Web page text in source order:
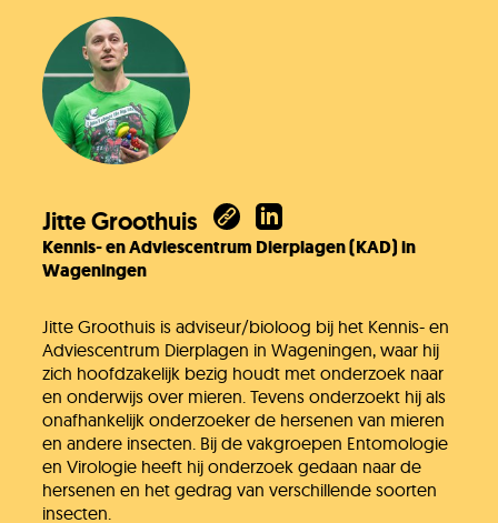
Jitte Groothuis
Kennis- en Adviescentrum Dierplagen (KAD) in
Wageningen
Jitte Groothuis is adviseur/bioloog bij het Kennis- en
Adviescentrum Dierplagen in Wageningen, waar hij
zich hoofdzakelijk bezig houdt met onderzoek naar
en onderwijs over mieren. Tevens onderzoekt hij als
onafhankelijk onderzoeker de hersenen van mieren
en andere insecten. Bij de vakgroepen Entomologie
en Virologie heeft hij onderzoek gedaan naar de
hersenen en het gedrag van verschillende soorten
insecten.